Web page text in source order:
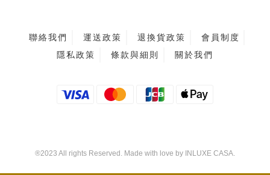
聯絡我們 運送政策 退換貨政策
會員制度
隱私政策
條款與細則 關於我們
®2023 All rights Reserved. Made with love by INLUXE CASA.